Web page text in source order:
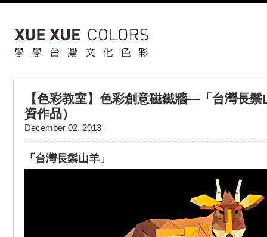
【色彩教室】色彩創意磁鐵牆—「台灣長
資作品）
December 02, 2013
「台灣長鬃山羊」